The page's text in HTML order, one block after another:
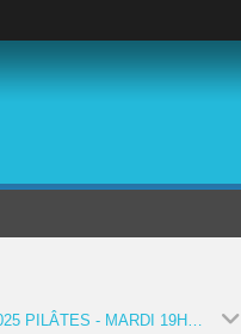
2024-2025 PILÂTES - MARDI 19H30-20H30 (PA) (SAISON 2024-2025)